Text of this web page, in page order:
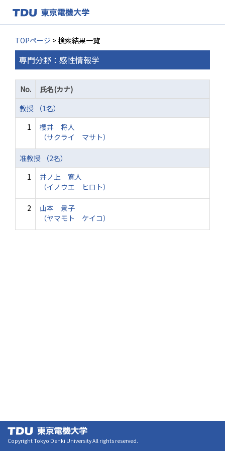
TOPページ > 検索結果一覧
専門分野：感性情報学
No.
氏名(カナ)
教授 （1名）
1
櫻井 将人
（サクライ マサト）
准教授 （2名）
1
井ノ上 寛人
（イノウエ ヒロト）
2
山本 景子
（ヤマモト ケイコ）
Copyright Tokyo Denki University All rights reserved.